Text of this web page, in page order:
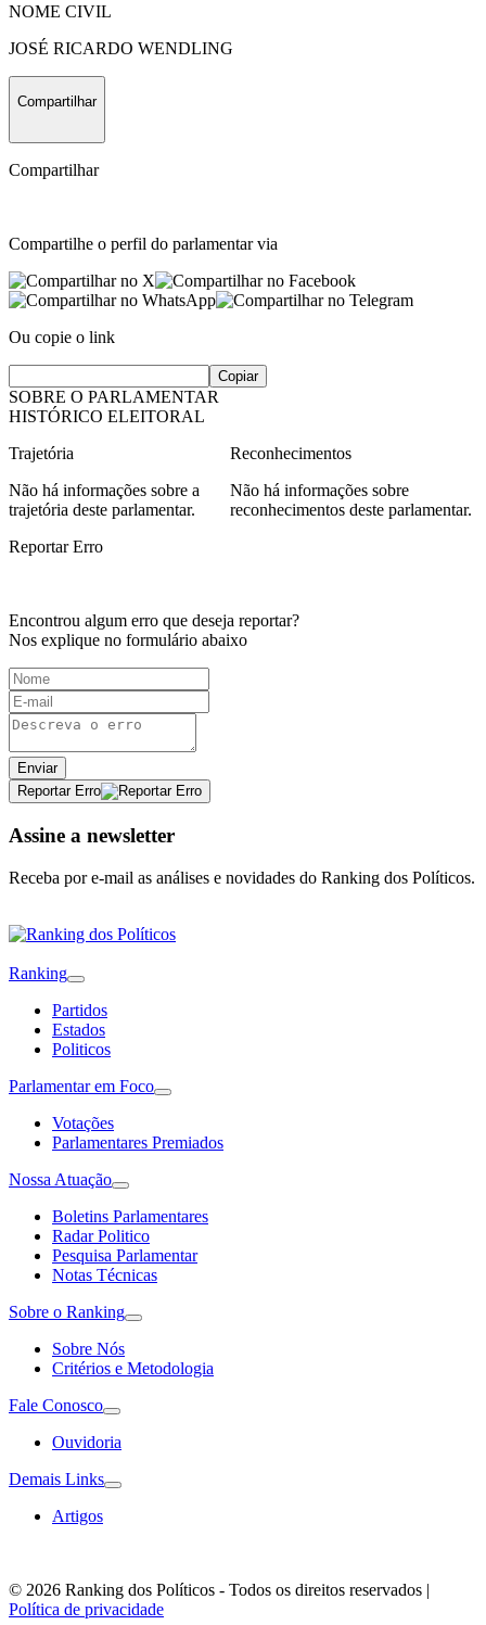
NOME CIVIL
JOSÉ RICARDO WENDLING
Compartilhar
Compartilhar
Compartilhe o perfil do parlamentar via
Ou copie o link
Copiar
SOBRE O PARLAMENTAR
HISTÓRICO ELEITORAL
Trajetória
Não há informações sobre a
trajetória deste parlamentar.
Reconhecimentos
Não há informações sobre
reconhecimentos deste parlamentar.
Reportar Erro
Encontrou algum erro que deseja reportar?
Nos explique no formulário abaixo
Enviar
Reportar Erro
Assine a newsletter
Receba por e-mail as análises e novidades do Ranking dos Políticos.
Ranking
Partidos
Estados
Politicos
Parlamentar em Foco
Votações
Parlamentares Premiados
Nossa Atuação
Boletins Parlamentares
Radar Politico
Pesquisa Parlamentar
Notas Técnicas
Sobre o Ranking
Sobre Nós
Critérios e Metodologia
Fale Conosco
Ouvidoria
Demais Links
Artigos
© 2026 Ranking dos Políticos - Todos os direitos reservados |
Política de privacidade